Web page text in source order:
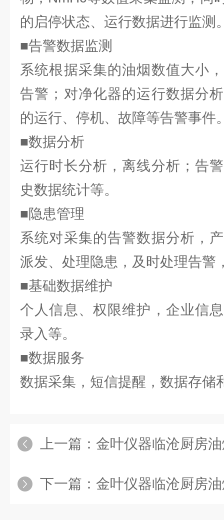
的启停状态、运行数据进行监测
■告警数据监测
系统根据采集的油烟数值大小
告警；对净化器的运行数据分
的运行、停机、故障等告警事件
■数据分析
运行时长分析，离线分析；告
史数据统计等。
■隐患管理
系统对采集的告警数据分析，
派发、处理隐患，及时处理告警
■基础数据维护
个人信息、权限维护，企业信
录入等。
■数据服务
数据采集，短信提醒，数据存储
上一篇： 金叶仪器临沧厨房油烟浓
下一篇： 金叶仪器临沧厨房油烟